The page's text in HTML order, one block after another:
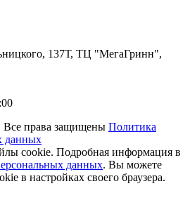
137Т, ТЦ "МегаГринн",
права защищены Политика
данных
cookie. Подробная информация в
данных. Вы можете
в настройках своего браузера.